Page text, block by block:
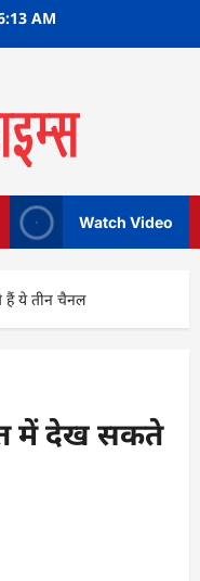
AM
Watch Video
ये तीन चैनल
में देख सकते